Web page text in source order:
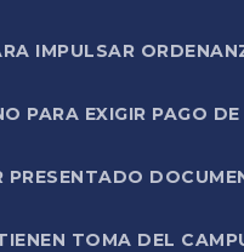
IMPULSAR
PARA EXIGIR PAGO
PRESENTADO
TOMA DEL